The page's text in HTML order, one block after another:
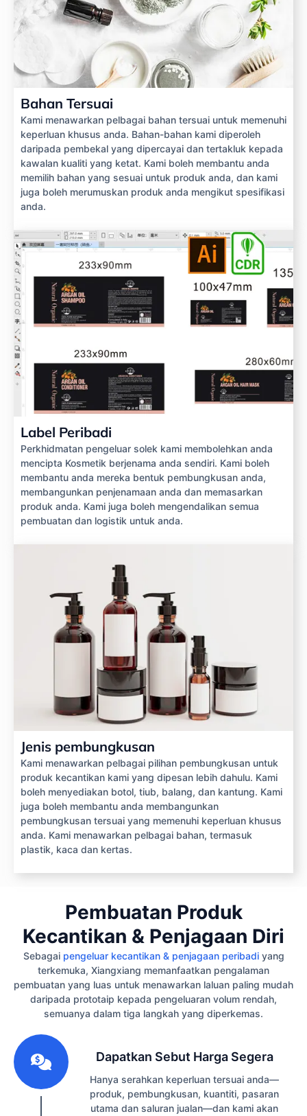
Bahan Tersuai
Kami menawarkan pelbagai bahan tersuai untuk memenuhi
keperluan khusus anda. Bahan-bahan kami diperoleh
daripada pembekal yang dipercayai dan tertakluk kepada
kawalan kualiti yang ketat. Kami boleh membantu anda
memilih bahan yang sesuai untuk produk anda, dan kami
juga boleh merumuskan produk anda mengikut spesifikasi
anda.
Label Peribadi
Perkhidmatan pengeluar solek kami membolehkan anda
mencipta Kosmetik berjenama anda sendiri. Kami boleh
membantu anda mereka bentuk pembungkusan anda,
membangunkan penjenamaan anda dan memasarkan
produk anda. Kami juga boleh mengendalikan semua
pembuatan dan logistik untuk anda.
Jenis pembungkusan
Kami menawarkan pelbagai pilihan pembungkusan untuk
produk kecantikan kami yang dipesan lebih dahulu. Kami
boleh menyediakan botol, tiub, balang, dan kantung. Kami
juga boleh membantu anda membangunkan
pembungkusan tersuai yang memenuhi keperluan khusus
anda. Kami menawarkan pelbagai bahan, termasuk
plastik, kaca dan kertas.
Pembuatan Produk
Kecantikan & Penjagaan Diri
Sebagai pengeluar kecantikan & penjagaan peribadiyang
terkemuka, Xiangxiang memanfaatkan pengalaman
pembuatan yang luas untuk menawarkan laluan paling mudah
daripada prototaip kepada pengeluaran volum rendah,
semuanya dalam tiga langkah yang diperkemas.
Dapatkan Sebut Harga Segera
Hanya serahkan keperluan tersuai anda—
produk, pembungkusan, kuantiti, pasaran
utama dan saluran jualan—dan kami akan